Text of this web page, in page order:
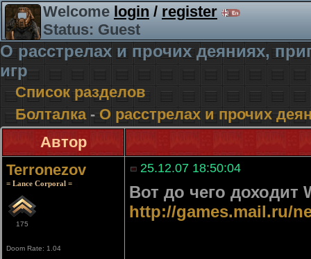
Welcome login/register
Status: Guest
О расстрелах и прочих деяниях,
игр
Список разделов
Болталка-О расстрелах и прочих
Автор
Terronezov
= Lance Corporal =
175
Doom Rate: 1.04
25.12.07 18:50:04
Вот до чего доходит
http://games.mail.ru/